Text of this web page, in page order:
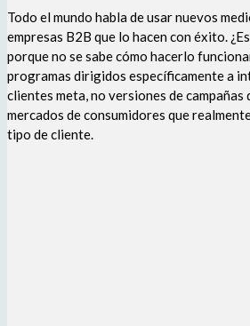
Todo el mundo habla de usar nuevos
empresas B2B que lo hacen con éxito.
porque no se sabe cómo hacerlo
programas dirigidos específicamente a
clientes meta, no versiones de campañas
mercados de consumidores que
tipo de cliente.